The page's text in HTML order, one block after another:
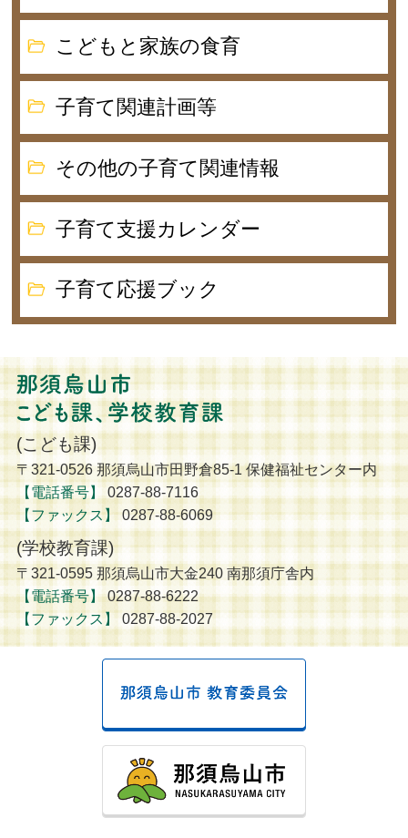
こどもと家族の食育
子育て関連計画等
その他の子育て関連情報
子育て支援カレンダー
子育て応援ブック
那須烏山市 こども
(こども課)
〒321-0526 那須烏山市田野倉85-1 保健福祉センター内
【電話番号】
0287-88-7116
【ファックス】0287-88-6069
(学校教育課)
〒321-0595 那須烏山市大金240 南那須庁舎内
【電話番号】0287-88-6222
【ファックス】 0287-88-2027